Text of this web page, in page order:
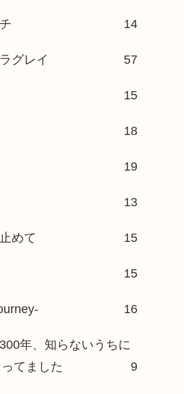
14
グレイ 57
15
18
19
13
めて 15
15
16
年、知らないうちに
てました
9